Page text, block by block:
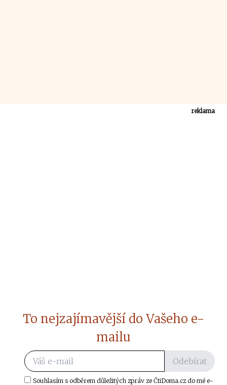
reklama
To nejzajímavější do Vašeho e-
mailu
Odebírat
Souhlasím s odběrem důležitých zpráv ze ČtiDoma.cz do mé e-